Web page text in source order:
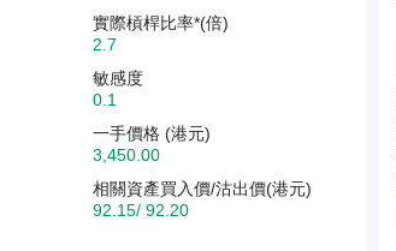
實際槓桿比率*(倍)
2.7
敏感度
0.1
一手價格 (港元)
3,450.00
相關資產買入價/沽出價(港元)
92.15/ 92.20